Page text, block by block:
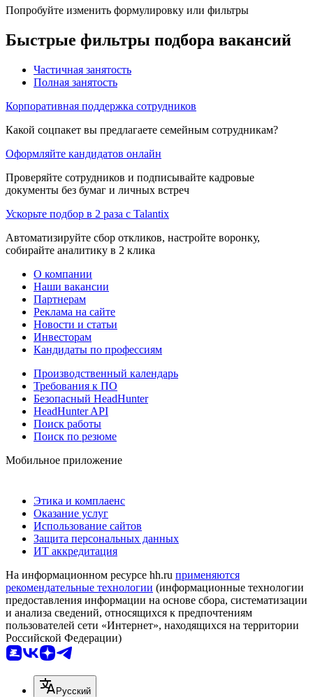
Попробуйте изменить формулировку или фильтры
Быстрые фильтры подбора вакансий
Частичная занятость
Полная занятость
Корпоративная поддержка сотрудников
Какой соцпакет вы предлагаете семейным сотрудникам?
Оформляйте кандидатов онлайн
Проверяйте сотрудников и подписывайте кадровые
документы без бумаг и личных встреч
Ускорьте подбор в 2 раза с Talantix
Автоматизируйте сбор откликов, настройте воронку,
собирайте аналитику в 2 клика
О компании
Наши вакансии
Партнерам
Реклама на сайте
Новости и статьи
Инвесторам
Кандидаты по профессиям
Производственный календарь
Требования к ПО
Безопасный HeadHunter
HeadHunter API
Поиск работы
Поиск по резюме
Мобильное приложение
Этика и комплаенс
Оказание услуг
Использование сайтов
Защита персональных данных
ИТ аккредитация
На информационном ресурсе hh.ru применяются
рекомендательные технологии (информационные технологии
предоставления информации на основе сбора, систематизации
и анализа сведений, относящихся к предпочтениям
пользователей сети «Интернет», находящихся на территории
Российской Федерации)
Русский